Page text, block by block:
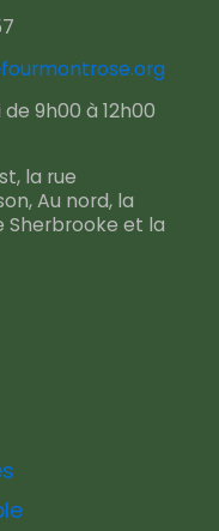
9h00 à 12h00
la rue
Au nord, la
Sherbrooke et la